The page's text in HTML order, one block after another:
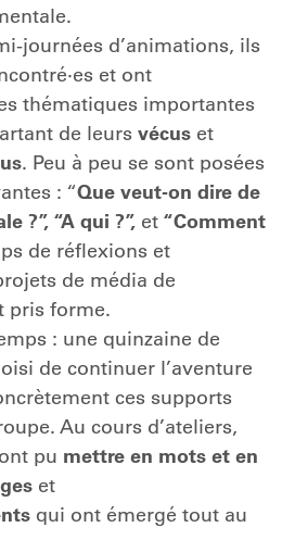
journées d’animations, ils
et ont
thématiques importantes
de leurs vécus et
. Peu à peu se sont posées
: “Que veut-on dire de
?”, “A qui ?”, et “Comment
de réflexions et
de média de
pris forme.
: une quinzaine de
de continuer l’aventure
ces supports
Au cours d’ateliers,
pu mettre en mots et en
et
qui ont émergé tout au